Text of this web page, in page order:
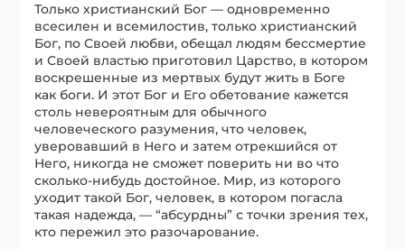
Только христианский Бог — одновременно
всесилен и всемилостив, только христианский
Бог, по Своей любви, обещал людям бессмертие
и Своей властью приготовил Царство, в котором
воскрешенные из мертвых будут жить в Боге
как боги. И этот Бог и Его обетование кажется
столь невероятным для обычного
человеческого разумения, что человек,
уверовавший в Него и затем отрекшийся от
Него, никогда не сможет поверить ни во что
сколько-нибудь достойное. Мир, из которого
уходит такой Бог, человек, в котором погасла
такая надежда, — “абсурдны” с точки зрения тех,
кто пережил это разочарование.